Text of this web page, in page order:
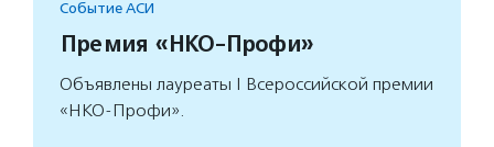
Событие АСИ
Премия «НКО-Профи»
Объявлены лауреаты I Всероссийской премии
«НКО-Профи».